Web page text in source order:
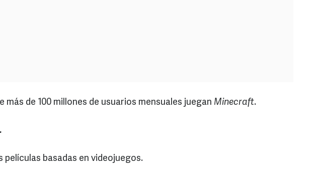
más de 100 millones de usuarios mensuales juegan Minecraft.
películas basadas en videojuegos.